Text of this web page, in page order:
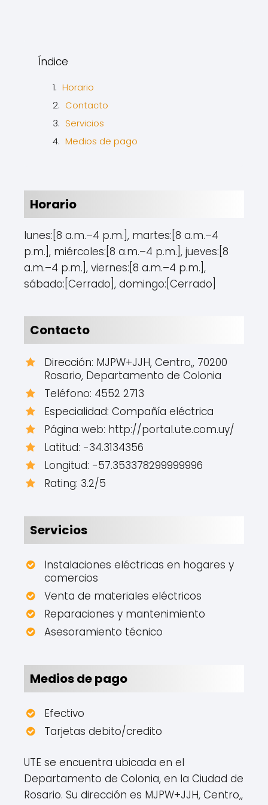
Índice
Horario
Contacto
Servicios
Medios de pago
Horario
lunes:[8 a.m.–4 p.m.], martes:[8 a.m.–4
p.m.], miércoles:[8 a.m.–4 p.m.], jueves:[8
a.m.–4 p.m.], viernes:[8 a.m.–4 p.m.],
sábado:[Cerrado], domingo:[Cerrado]
Contacto
Dirección: MJPW+JJH, Centro,, 70200
Rosario, Departamento de Colonia
Teléfono: 4552 2713
Especialidad: Compañía eléctrica
Página web: http://portal.ute.com.uy/
Latitud: -34.3134356
Longitud: -57.353378299999996
Rating: 3.2/5
Servicios
Instalaciones eléctricas en hogares y
comercios
Venta de materiales eléctricos
Reparaciones y mantenimiento
Asesoramiento técnico
Medios de pago
Efectivo
Tarjetas debito/credito
UTE se encuentra ubicada en el
Departamento de Colonia, en la Ciudad de
Rosario. Su dirección es MJPW+JJH, Centro,,